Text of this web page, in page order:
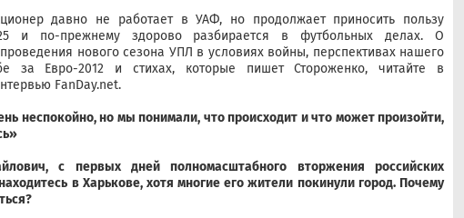
давно не работает в УАФ, но продолжает приносить пользу
и по-прежнему здорово разбирается в футбольных делах. О
нового сезона УПЛ в условиях войны, перспективах нашего
за Евро-2012 и стихах, которые пишет Стороженко, читайте в
FanDay.net.
неспокойно, но мы понимали, что происходит и что может произойти,
с первых дней полномасштабного вторжения российских
в Харькове, хотя многие его жители покинули город. Почему